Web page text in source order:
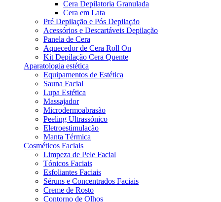
Cera Depilatoria Granulada
Cera em Lata
Pré Depilação e Pós Depilação
Acessórios e Descartáveis Depilação
Panela de Cera
Aquecedor de Cera Roll On
Kit Depilação Cera Quente
Aparatologia estética
Equipamentos de Estética
Sauna Facial
Lupa Estética
Massajador
Microdermoabrasão
Peeling Ultrassónico
Eletroestimulação
Manta Térmica
Cosméticos Faciais
Limpeza de Pele Facial
Tónicos Faciais
Esfoliantes Faciais
Séruns e Concentrados Faciais
Creme de Rosto
Contorno de Olhos